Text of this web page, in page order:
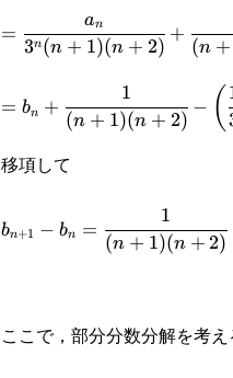
{3a_n+3^{n+1}-
(n+1)(n+2)\}}
{3^{n+1}(n+2)
{\cfrac{a_n}
{3^n(n+2)
(n+3)}+\cfrac{1}
{(n+2)(n+3)}-
\cfrac{n+1}{3^{n+1}
=\cfrac{a_n}
{3^n(n+1)
(n+2)}+\cfrac{1}
{(n+1)(n+2)}-
\cfrac{1}
=
3n(n + 1)(n + 2)
an +
(n +
=b_n+\cfrac{1}
{(n+1)(n+2)}-
\bigg(\cfrac{1}
= bn +
(n + 1)(n + 2)
1
− (
移項して
b_{n+1}-
b_n=\cfrac{1}
\bigg(\cfrac{1}
bn+1 − bn =
(n + 1)(n + 2)
1
ここで，部分分数分解を考え